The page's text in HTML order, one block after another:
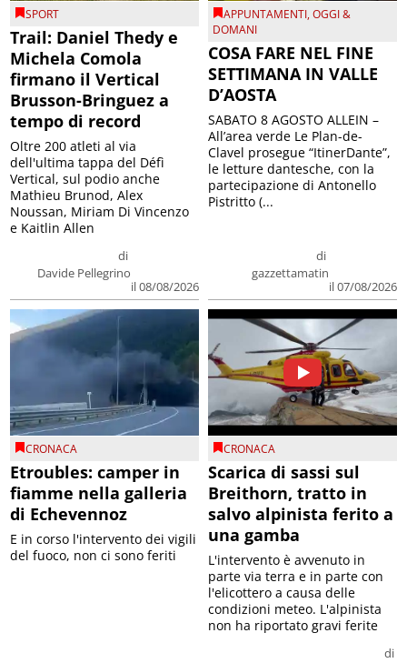
SPORT
Trail: Daniel Thedy e
Michela Comola
firmano il Vertical
Brusson-Bringuez a
tempo di record
di
Davide Pellegrino
il 08/08/2026
Oltre 200 atleti al via
dell'ultima tappa del Défì
Vertical, sul podio anche
Mathieu Brunod, Alex
Noussan, Miriam Di Vincenzo
e Kaitlin Allen
APPUNTAMENTI,OGGI &
DOMANI
COSA FARE NEL FINE
SETTIMANA IN VALLE
D’AOSTA
di
gazzettamatin
il 07/08/2026
SABATO 8 AGOSTO ALLEIN –
All’area verde Le Plan-de-
Clavel prosegue “ItinerDante”,
le letture dantesche, con la
partecipazione di Antonello
Pistritto (...
CRONACA
Etroubles: camper in
fiamme nella galleria
di Echevennoz
E in corso l'intervento dei vigili
del fuoco, non ci sono feriti
CRONACA
Scarica di sassi sul
Breithorn, tratto in
salvo alpinista ferito a
una gamba
di
L'intervento è avvenuto in
parte via terra e in parte con
l'elicottero a causa delle
condizioni meteo. L'alpinista
non ha riportato gravi ferite